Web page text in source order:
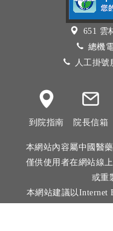
651 雲
總機
人工掛號
到院指南 院長信箱
本網站內容屬中國醫
僅供使用者在網站線
或重
本網站建議以Internet